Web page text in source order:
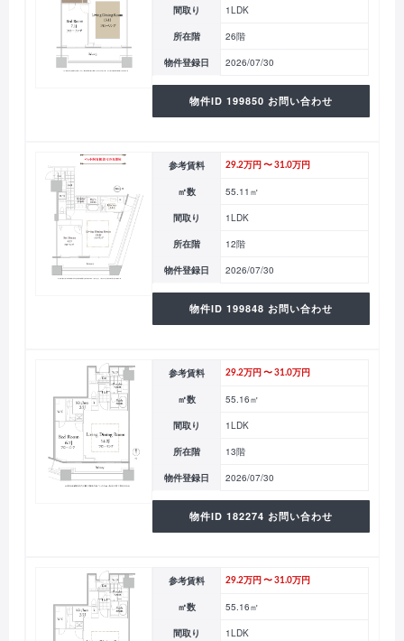
間取り 1LDK
所在階 26階
物件登録日 2026/07/30
物件ID 199850 お問い合わせ
参考賃料 29.2万円 〜 31.0万円
㎡数 55.11㎡
間取り 1LDK
所在階 12階
物件登録日 2026/07/30
物件ID 199848 お問い合わせ
参考賃料 29.2万円 〜 31.0万円
㎡数 55.16㎡
間取り 1LDK
所在階 13階
物件登録日 2026/07/30
物件ID 182274 お問い合わせ
参考賃料 29.2万円 〜 31.0万円
㎡数 55.16㎡
間取り 1LDK